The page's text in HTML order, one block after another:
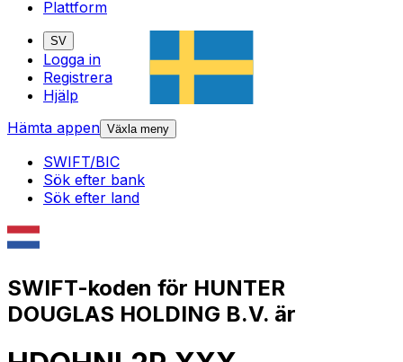
Plattform
SV
Logga in
Registrera
Hjälp
Hämta appen Växla meny
SWIFT/BIC
Sök efter bank
Sök efter land
SWIFT-koden för HUNTER
DOUGLAS HOLDING B.V. är